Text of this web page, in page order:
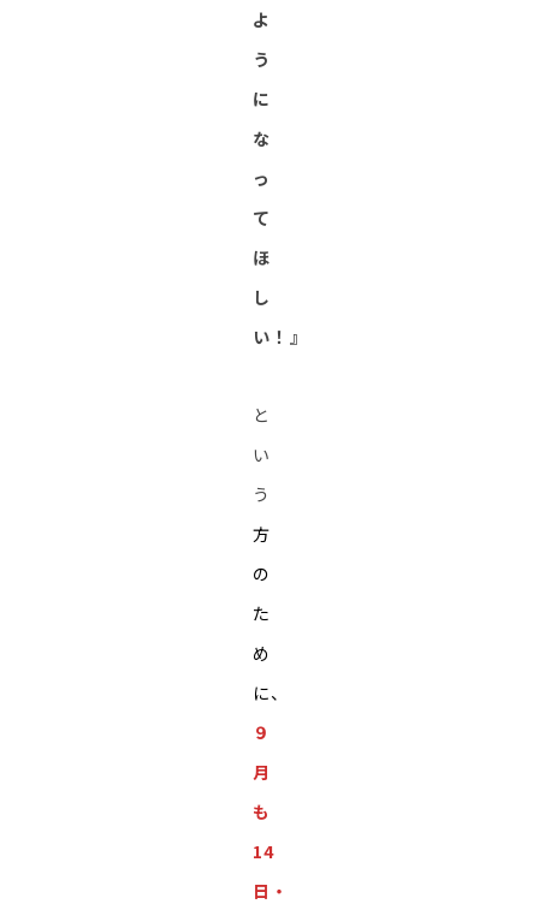
よ
う
に
な
っ
て
ほ
し
い！』
と
い
う
方
の
た
め
に、
９
月
も
14
日・